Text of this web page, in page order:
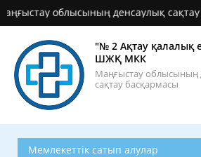
облысының денсаулық сақтау
"№ 2 Ақтау қалалық
ШЖҚ МКК
Маңғыстау облысының
сақтау басқармасы
Мемлекеттік сатып алулар